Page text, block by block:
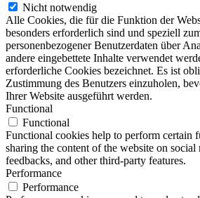
Nicht notwendig
Alle Cookies, die für die Funktion der
besonders erforderlich sind und speziell
personenbezogener Benutzerdaten über
andere eingebettete Inhalte verwendet
erforderliche Cookies bezeichnet. Es ist
Zustimmung des Benutzers einzuholen,
Ihrer Website ausgeführt werden.
Functional
Functional
Functional cookies help to perform certain
sharing the content of the website on
feedbacks, and other third-party features.
Performance
Performance